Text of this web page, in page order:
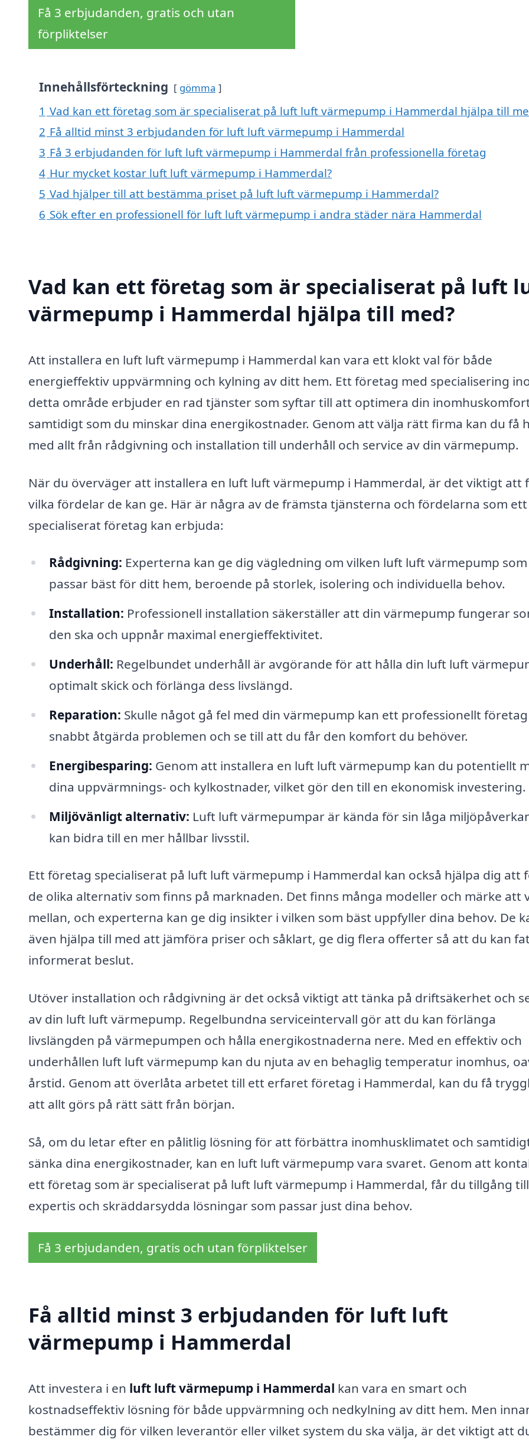
Få 3 erbjudanden, gratis och utan
förpliktelser
Innehållsförteckning gömma
1 Vad kan ett företag som är specialiserat på luft luft värmepump i Hammerdal hjälpa till
2 Få alltid minst 3 erbjudanden för luft luft värmepump i Hammerdal
3 Få 3 erbjudanden för luft luft värmepump i Hammerdal från professionella företag
4 Hur mycket kostar luft luft värmepump i Hammerdal?
5 Vad hjälper till att bestämma priset på luft luft värmepump i Hammerdal?
6 Sök efter en professionell för luft luft värmepump i andra städer nära Hammerdal
Vad kan ett företag som är specialiserat på luft
värmepump i Hammerdal hjälpa till med?
Att installera en luft luft värmepump i Hammerdal kan vara ett klokt val för både
energieffektiv uppvärmning och kylning av ditt hem. Ett företag med specialisering
detta område erbjuder en rad tjänster som syftar till att optimera din
samtidigt som du minskar dina energikostnader. Genom att välja rätt firma kan du få
med allt från rådgivning och installation till underhåll och service av din värmepump.
När du överväger att installera en luft luft värmepump i Hammerdal, är det viktigt att
vilka fördelar de kan ge. Här är några av de främsta tjänsterna och fördelarna som ett
specialiserat företag kan erbjuda:
Rådgivning: Experterna kan ge dig vägledning om vilken luft luft värmepump som
passar bäst för ditt hem, beroende på storlek, isolering och individuella behov.
Installation: Professionell installation säkerställer att din värmepump fungerar
den ska och uppnår maximal energieffektivitet.
Underhåll: Regelbundet underhåll är avgörande för att hålla din luft luft
optimalt skick och förlänga dess livslängd.
Reparation: Skulle något gå fel med din värmepump kan ett professionellt företag
snabbt åtgärda problemen och se till att du får den komfort du behöver.
Energibesparing: Genom att installera en luft luft värmepump kan du potentiellt
dina uppvärmnings- och kylkostnader, vilket gör den till en ekonomisk investering.
Miljövänligt alternativ: Luft luft värmepumpar är kända för sin låga
kan bidra till en mer hållbar livsstil.
Ett företag specialiserat på luft luft värmepump i Hammerdal kan också hjälpa dig att
de olika alternativ som finns på marknaden. Det finns många modeller och märke att
mellan, och experterna kan ge dig insikter i vilken som bäst uppfyller dina behov. De
även hjälpa till med att jämföra priser och såklart, ge dig flera offerter så att du kan
informerat beslut.
Utöver installation och rådgivning är det också viktigt att tänka på driftsäkerhet och
av din luft luft värmepump. Regelbundna serviceintervall gör att du kan förlänga
livslängden på värmepumpen och hålla energikostnaderna nere. Med en effektiv och
underhållen luft luft värmepump kan du njuta av en behaglig temperatur inomhus,
årstid. Genom att överlåta arbetet till ett erfaret företag i Hammerdal, kan du få
att allt görs på rätt sätt från början.
Så, om du letar efter en pålitlig lösning för att förbättra inomhusklimatet och
sänka dina energikostnader, kan en luft luft värmepump vara svaret. Genom att
ett företag som är specialiserat på luft luft värmepump i Hammerdal, får du tillgång till
expertis och skräddarsydda lösningar som passar just dina behov.
Få 3 erbjudanden, gratis och utan förpliktelser
Få alltid minst 3 erbjudanden för luft luft
värmepump i Hammerdal
Att investera i en luft luft värmepump i Hammerdal kan vara en smart och
kostnadseffektiv lösning för både uppvärmning och nedkylning av ditt hem. Men
bestämmer dig för vilken leverantör eller vilket system du ska välja, är det viktigt att